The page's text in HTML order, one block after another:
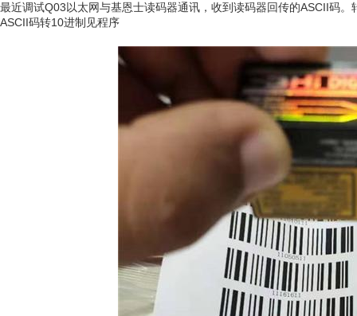
最近调试Q03以太网与基恩士读码器通讯，收到读码器回传的ASCII码
ASCII码转10进制见程序